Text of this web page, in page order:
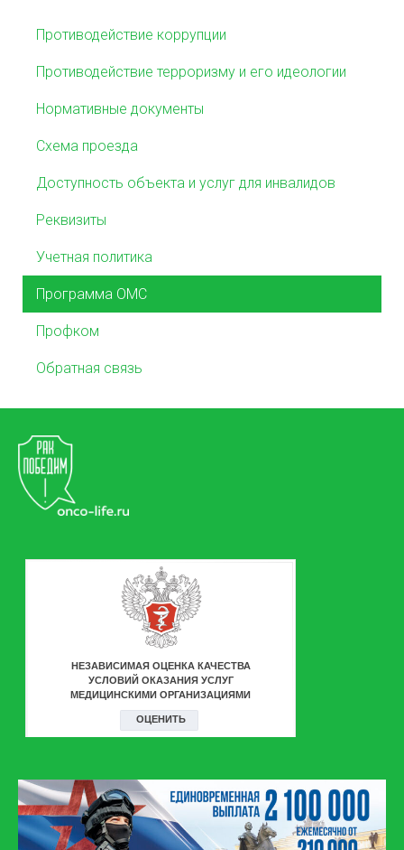
Противодействие коррупции
Противодействие терроризму и его идеологии
Нормативные документы
Схема проезда
Доступность объекта и услуг для инвалидов
Реквизиты
Учетная политика
Программа ОМС
Профком
Обратная связь